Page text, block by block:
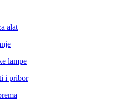
alat
lampe
i pribor